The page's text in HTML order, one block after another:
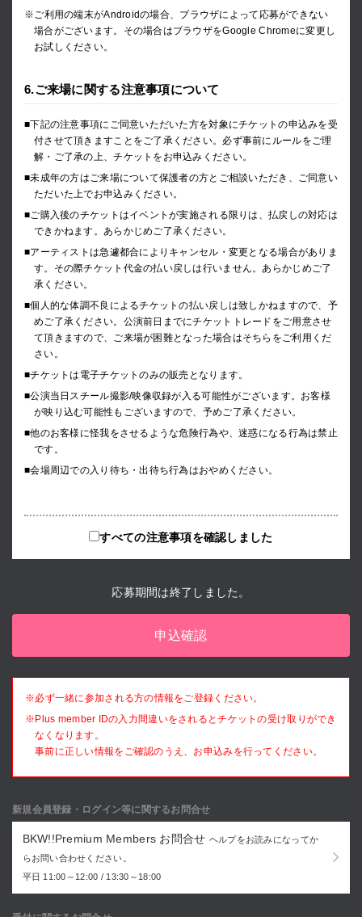
※ご利用の端末がAndroidの場合、ブラウザによって応募ができない
場合がございます。その場合はブラウザをGoogle Chromeに変更し
お試しください。
6.ご来場に関する注意事項について
■下記の注意事項にご同意いただいた方を対象にチケットの申込みを受
付させて頂きますことをご了承ください。必ず事前にルールをご理
解・ご了承の上、チケットをお申込みください。
■未成年の方はご来場について保護者の方とご相談いただき、ご同意い
ただいた上でお申込みください。
■ご購入後のチケットはイベントが実施される限りは、払戻しの対応は
できかねます。あらかじめご了承ください。
■アーティストは急遽都合によりキャンセル・変更となる場合がありま
す。その際チケット代金の払い戻しは行いません。あらかじめご了
承ください。
■個人的な体調不良によるチケットの払い戻しは致しかねますので、予
めご了承ください。公演前日までにチケットトレードをご用意させ
て頂きますので、ご来場が困難となった場合はそちらをご利用くだ
さい。
■チケットは電子チケットのみの販売となります。
■公演当日スチール撮影/映像収録が入る可能性がございます。お客様
が映り込む可能性もございますので、予めご了承ください。
■他のお客様に怪我をさせるような危険行為や、迷惑になる行為は禁止
です。
■会場周辺での入り待ち・出待ち行為はおやめください。
すべての注意事項を確認しました
応募期間は終了しました。
申込確認
※必ず一緒に参加される方の情報をご登録ください。
※Plus member IDの入力間違いをされるとチケットの受け取りができ
なくなります。
事前に正しい情報をご確認のうえ、お申込みを行ってください。
新規会員登録・ログイン等に関するお問合せ
BKW!!Premium Members お問合せ ヘルプをお読みになってか
らお問い合わせください。
平日 11:00～12:00 / 13:30～18:00